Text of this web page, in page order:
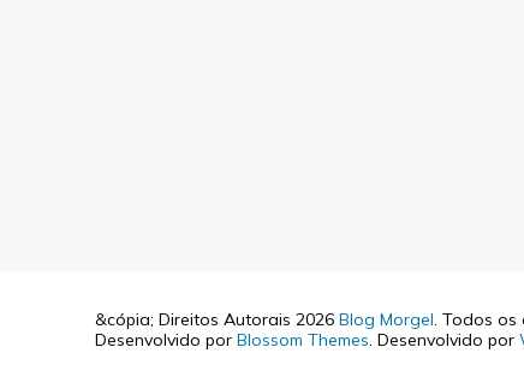
&cópia; Direitos Autorais 2026 Blog Morgel. Todos os
Desenvolvido por Blossom Themes. Desenvolvido por